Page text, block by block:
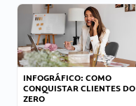
INFOGRÁFICO: COMO
CONQUISTAR CLIENTES DO
ZERO